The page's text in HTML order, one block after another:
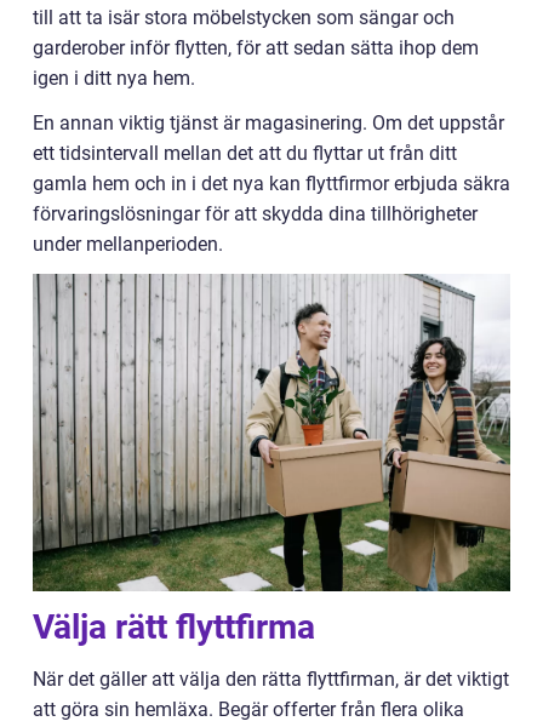
till att ta isär stora möbelstycken som sängar och
garderober inför flytten, för att sedan sätta ihop dem
igen i ditt nya hem.
En annan viktig tjänst är magasinering. Om det uppstår
ett tidsintervall mellan det att du flyttar ut från ditt
gamla hem och in i det nya kan flyttfirmor erbjuda säkra
förvaringslösningar för att skydda dina tillhörigheter
under mellanperioden.
Välja rätt flyttfirma
När det gäller att välja den rätta flyttfirman, är det viktigt
att göra sin hemläxa. Begär offerter från flera olika